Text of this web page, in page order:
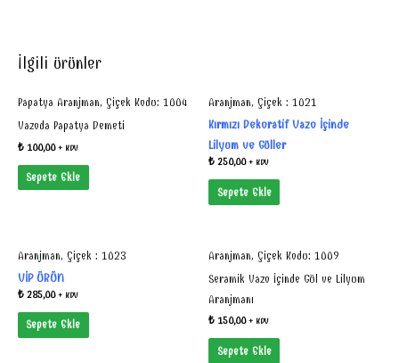
İlgili ürünler
Papatya Aranjman, Çiçek Kodu: 1004
Vazoda Papatya Demeti
₺100,00 + KDV
Sepete Ekle
Aranjman, Çiçek : 1021
Kırmızı Dekoratif Vazo İçinde
Lilyum ve Güller
₺ 250,00 + KDV
Sepete Ekle
Aranjman, Çiçek : 1023
VİP ÜRÜN
₺285,00 + KDV
Sepete Ekle
Aranjman, Çiçek Kodu: 1009
Seramik Vazo İçinde Gül ve Lilyum
Aranjmanı
₺ 150,00 + KDV
Sepete Ekle